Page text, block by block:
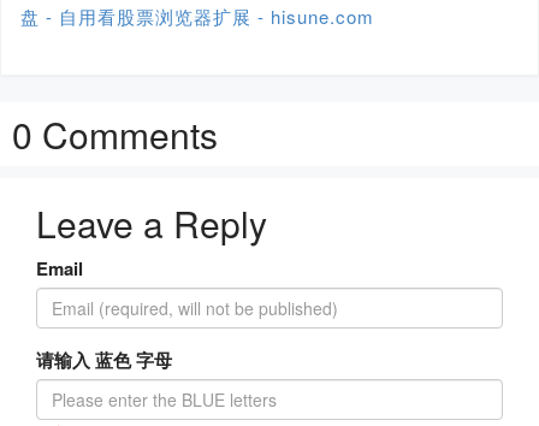
盘 - 自用看股票浏览器扩展 - hisune.com
0 Comments
Leave a Reply
Email
请输入 蓝色 字母